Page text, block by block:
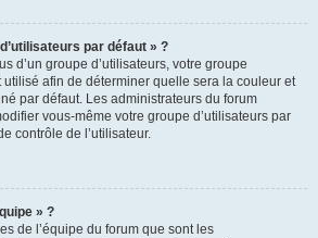
par défaut » ?
d’un groupe d’utilisateurs, votre groupe
utilisé afin de déterminer quelle sera la couleur et
par défaut. Les administrateurs du forum
vous-même votre groupe d’utilisateurs par
contrôle de l’utilisateur.
» ?
de l’équipe du forum que sont les